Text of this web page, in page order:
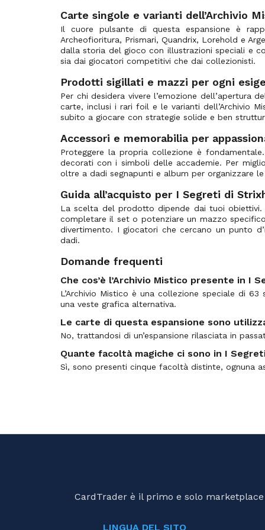
Amonkhet Invocations
(55)
Amonkhet Promo
(70)
Anthologies
(90)
Apocalisse
(164)
Arabian Nights
(100)
Archenemy
(202)
Archenemy: Nicol Bolas
(139)
Archivio Mistico
(190)
Arena League Promos
(91)
(288)
Ascesa degli Eldrazi Promo
(2)
Ascesa Oscura
Asia Pacific Land Program
(374)
(187)
Avatar – La leggenda di Aang
(361)
Avatar – La leggenda di Aang Art Series
(120)
Avatar – La leggenda di Aang Collectors (96)
Avatar – La leggenda di Aang Eternal
(288)
Banditi di Crocevia Tonante
(358)
(277)
Carte singole e varianti dell’Archivio
Il cuore pulsante di questa espansione è
Archeofioritura, Prismari, Quandrix, Lorehold e
dalla storia del gioco con illustrazioni speciali e
sia dai giocatori competitivi che dai collezionisti.
Prodotti sigillati e mazzi per ogni
Per chi desidera vivere l’emozione dell’apertura
carte, inclusi i rari foil e le varianti dell’Archivio
subito a giocare con strategie solide e ben
Accessori e memorabilia per
Proteggere la propria collezione è
decorati con i simboli delle accademie. Per
oltre a dadi segnapunti e album per organizzare
Guida all’acquisto per I Segreti di
La scelta del prodotto dipende dai tuoi
completare il set o potenziare un mazzo
divertimento. I giocatori che cercano un punto
dadi.
Domande frequenti
Che cos’è l’Archivio Mistico presente in I
L’Archivio Mistico è una collezione speciale di
una veste grafica alternativa.
Le carte di questa espansione sono
No, trattandosi di un’espansione rilasciata in
Quante facoltà magiche ci sono in I
Sì, sono presenti cinque facoltà distinte, ognuna
CardTrader è il primo e solo
LINGUA DEL SITO